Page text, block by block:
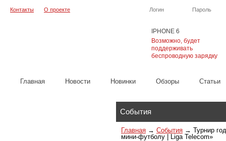
IPHONE 6
Возможно, будет
поддерживать
беспроводную зарядку
Логин Пароль
Контакты О проекте
Главная Новости Новинки Обзоры Cтатьи
События
Главная → События → Турнир
мини-футболу | Liga Telecom»